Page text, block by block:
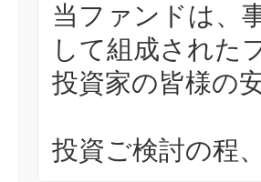
当ファンドは、
して組成された
投資家の皆様の
投資ご検討の程